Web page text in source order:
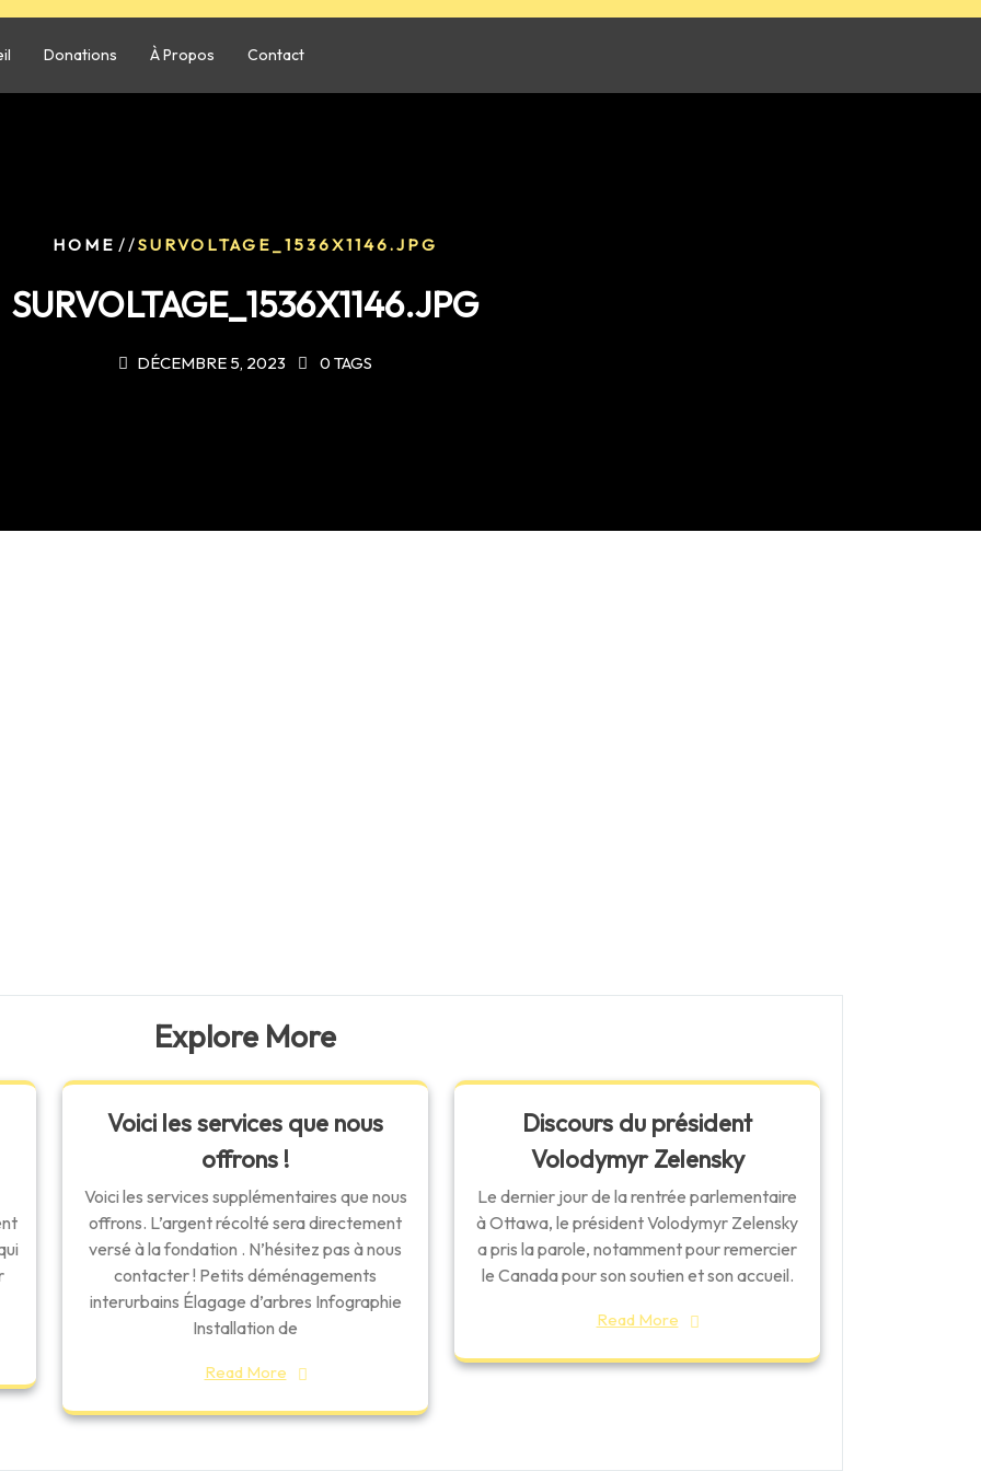
Donations À Propos Contact
HOME / /SURVOLTAGE_1536X1146.JPG
SURVOLTAGE_1536X1146.JPG
DÉCEMBRE 5, 2023 0 TAGS
Explore More
Voici les services que nous
offrons !
Voici les services supplémentaires que nous
offrons. L’argent récolté sera directement
versé à la fondation . N’hésitez pas à nous
contacter ! Petits déménagements
interurbains Élagage d’arbres Infographie
Installation de
Read More
Discours du président
Volodymyr Zelensky
Le dernier jour de la rentrée parlementaire
à Ottawa, le président Volodymyr Zelensky
a pris la parole, notamment pour remercier
le Canada pour son soutien et son accueil.
Read More